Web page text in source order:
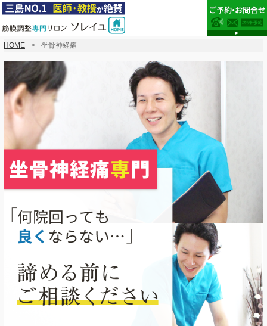
HOME 坐骨神経痛